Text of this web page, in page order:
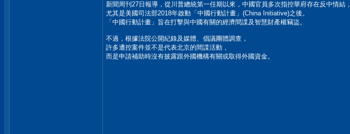
新聞周刊27日報導，從川普總統第一任期以來，中國官員多次指控華府存在反中情結，
尤其是美國司法部2018年啟動「中國行動計畫」(China Initiative)之後。
「中國行動計畫」旨在打擊與中國有關的經濟間諜及智慧財產權竊盜。
不過，根據法院公開紀錄及媒體、倡議團體調查，
許多遭控案件並不是代表北京的間諜活動，
而是申請補助時沒有披露跟外國機構有關或取得外國資金。